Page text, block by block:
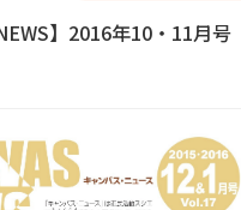
】2016年10・11月号